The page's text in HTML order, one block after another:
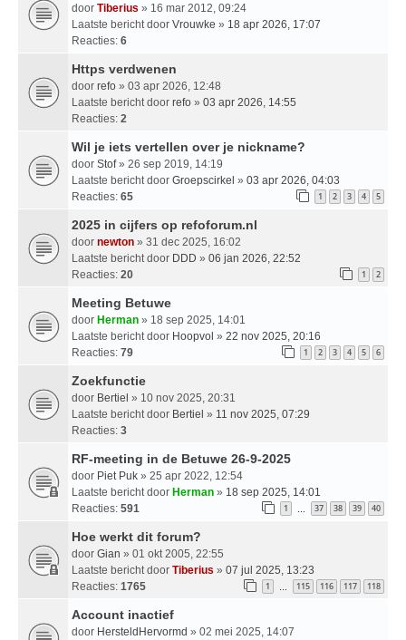
door Tiberius » 16 mar 2012, 09:24
Laatste bericht door Vrouwke » 18 apr 2026, 17:07
Reacties: 6
Https verdwenen
door refo » 03 apr 2026, 12:48
Laatste bericht door refo » 03 apr 2026, 14:55
Reacties: 2
Wil je iets vertellen over je nickname?
door Stof» 26 sep 2019, 14:19
Laatste bericht door Groepscirkel » 03 apr 2026, 04:03
Reacties: 65 1 2 3 4 5
2025 in cijfers op refoforum.nl
door newton » 31 dec 2025, 16:02
Laatste bericht door DDD » 06 jan 2026, 22:52
Reacties: 20 1 2
Meeting Betuwe
door Herman » 18 sep 2025, 14:01
Laatste bericht door Hoopvol » 22 nov 2025, 20:16
Reacties: 79 1 2 3 4 5 6
Zoekfunctie
door Bertiel » 10 nov 2025, 20:31
Laatste bericht door Bertiel » 11 nov 2025, 07:29
Reacties: 3
RF-meeting in de Betuwe 26-9-2025
door Piet Puk » 25 apr 2022, 12:54
Laatste bericht door Herman » 18 sep 2025, 14:01
Reacties: 591 1 … 37 38 39 40
Hoe werkt dit forum?
door Gian » 01 okt 2005, 22:55
Laatste bericht door Tiberius » 07 jul 2025, 13:23
Reacties: 1765 1 … 115 116 117 118
Account inactief
door HersteldHervormd » 02 mei 2025, 14:07